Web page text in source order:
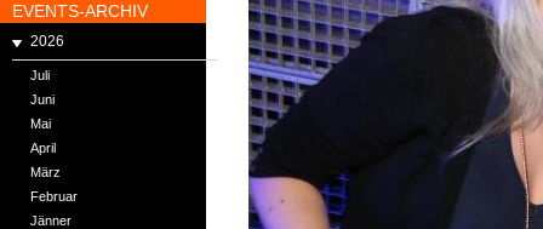
EVENTS-ARCHIV
2026
Juli
Juni
Mai
April
März
Februar
Jänner